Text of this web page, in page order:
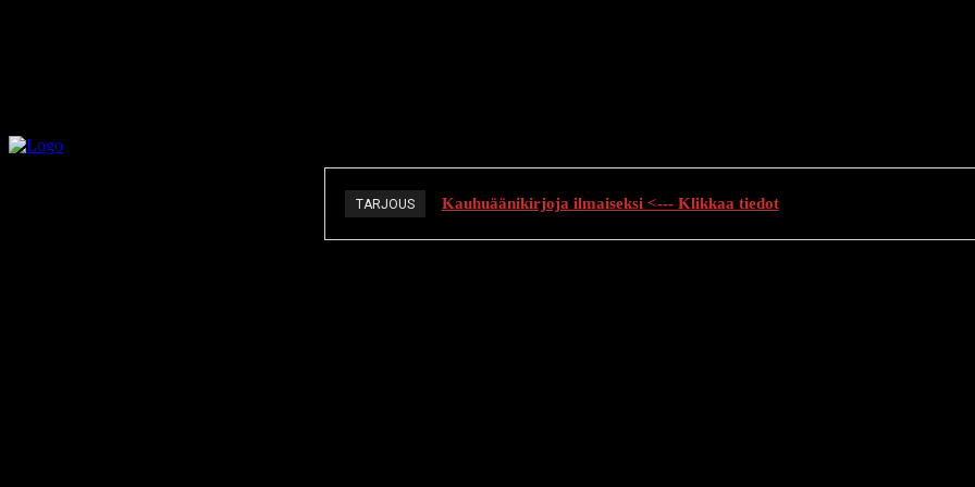
TARJOUS Kauhuäänikirjoja ilmaiseksi <--- Klikkaa tiedot